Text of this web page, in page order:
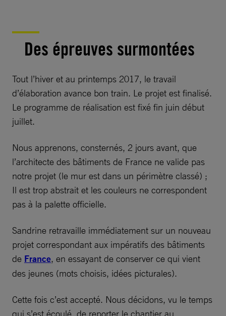
Des épreuves surmontées
Tout l’hiver et au printemps 2017, le travail
d’élaboration avance bon train. Le projet est finalisé.
Le programme de réalisation est fixé fin juin début
juillet.
Nous apprenons, consternés, 2 jours avant, que
l’architecte des bâtiments de France ne valide pas
notre projet (le mur est dans un périmètre classé) ;
Il est trop abstrait et les couleurs ne correspondent
pas à la palette officielle.
Sandrine retravaille immédiatement sur un nouveau
projet correspondant aux impératifs des bâtiments
de France, en essayant de conserver ce qui vient
des jeunes (mots choisis, idées picturales).
Cette fois c’est accepté. Nous décidons, vu le temps
qui s’est écoulé, de reporter le chantier au